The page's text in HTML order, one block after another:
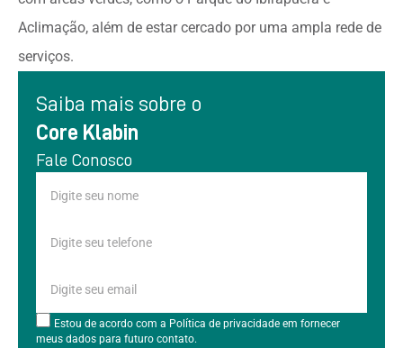
Aclimação, além de estar cercado por uma ampla rede de
serviços.
Saiba mais sobre o
Core Klabin
Fale Conosco
Estou de acordo com a Política de privacidade em fornecer
meus dados para futuro contato.